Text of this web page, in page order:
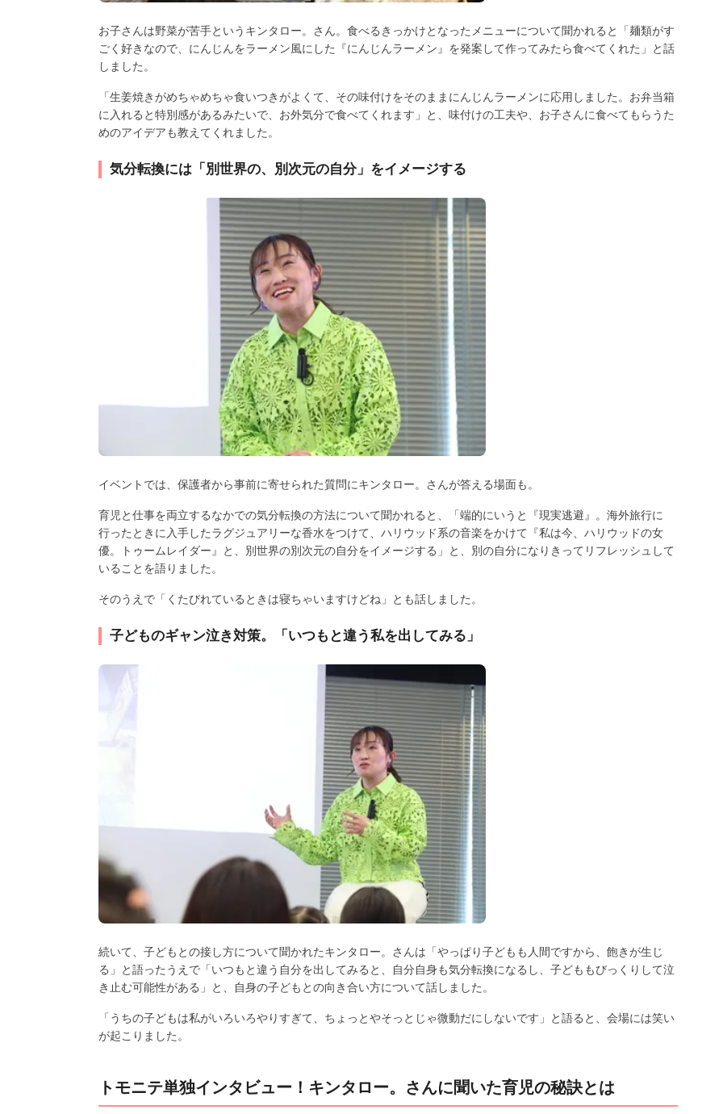
お子さんは野菜が苦手というキンタロー。さん。食べるきっかけとなったメニューについて聞かれると「麺類がす
ごく好きなので、にんじんをラーメン風にした『にんじんラーメン』を発案して作ってみたら食べてくれた」と話
しました。
「生姜焼きがめちゃめちゃ食いつきがよくて、その味付けをそのままにんじんラーメンに応用しました。お弁当箱
に入れると特別感があるみたいで、お外気分で食べてくれます」と、味付けの工夫や、お子さんに食べてもらうた
めのアイデアも教えてくれました。
気分転換には「別世界の、別次元の自分」をイメージする
イベントでは、保護者から事前に寄せられた質問にキンタロー。さんが答える場面も。
育児と仕事を両立するなかでの気分転換の方法について聞かれると、「端的にいうと『現実逃避』。海外旅行に
行ったときに入手したラグジュアリーな香水をつけて、ハリウッド系の音楽をかけて『私は今、ハリウッドの女
優。トゥームレイダー』と、別世界の別次元の自分をイメージする」と、別の自分になりきってリフレッシュして
いることを語りました。
そのうえで「くたびれているときは寝ちゃいますけどね」とも話しました。
子どものギャン泣き対策。「いつもと違う私を出してみる」
続いて、子どもとの接し方について聞かれたキンタロー。さんは「やっぱり子どもも人間ですから、飽きが生じ
る」と語ったうえで「いつもと違う自分を出してみると、自分自身も気分転換になるし、子どももびっくりして泣
き止む可能性がある」と、自身の子どもとの向き合い方について話しました。
「うちの子どもは私がいろいろやりすぎて、ちょっとやそっとじゃ微動だにしないです」と語ると、会場には笑い
が起こりました。
トモニテ単独インタビュー！キンタロー。さんに聞いた育児の秘訣とは